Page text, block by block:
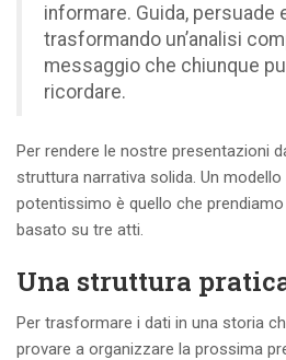
informare. Guida, persuade
trasformando un’analisi
messaggio che chiunque
ricordare.
Per rendere le nostre presentazioni
struttura narrativa solida. Un
potentissimo è quello che
basato su tre atti.
Una struttura
Per trasformare i dati in una storia
provare a organizzare la prossima